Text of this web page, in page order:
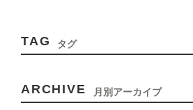
TAG タグ
ARCHIVE 月別アーカイブ